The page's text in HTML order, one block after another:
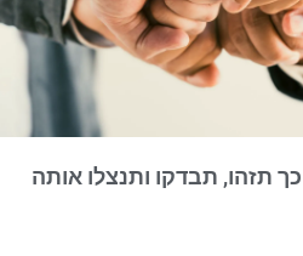
תזהו, תבדקו ותנצלו אותה